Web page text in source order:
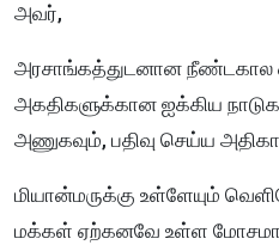
அவர்,
அரசாங்கத்துடனான நீண்டகால
அகதிகளுக்கான ஐக்கிய
அணுகவும், பதிவு செய்ய
மியான்மருக்கு உள்ளேயும்
மக்கள் ஏற்கனவே உள்ள